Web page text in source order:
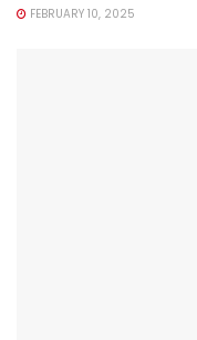
FEBRUARY 10, 2025